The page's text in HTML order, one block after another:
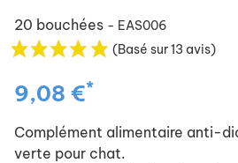
20 bouchées - EAS006
(Basé sur 13 avis)
9,08 €*
Complément alimentaire anti-
verte pour chat.